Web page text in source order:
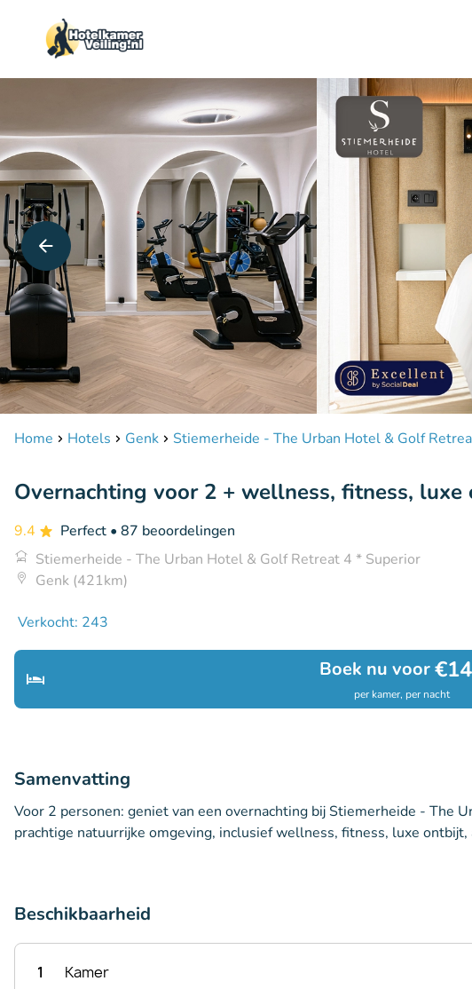
Home Hotels Genk Stiemerheide - The Urban Hotel & Golf
Overnachting voor 2 + wellness, fitness,
9.4 Perfect • 87 beoordelingen
Stiemerheide - The Urban Hotel & Golf Retreat 4 * Superior
Genk (421km)
Verkocht: 243
Boek nu voor
per kamer, per nacht
Samenvatting
Voor 2 personen: geniet van een overnachting bij Stiemerheide - The
prachtige natuurrijke omgeving, inclusief wellness, fitness, luxe
Beschikbaarheid
1 Kamer